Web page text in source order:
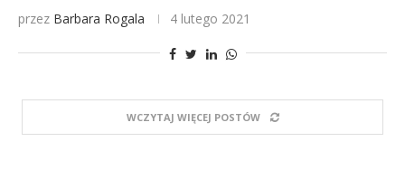
przez Barbara Rogala 4 lutego 2021
WCZYTAJ WIĘCEJ POSTÓW